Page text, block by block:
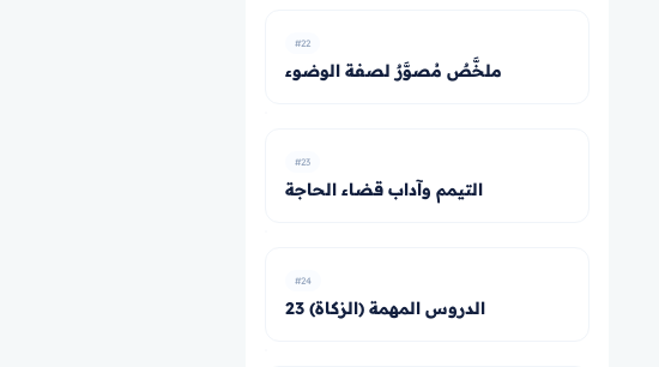
#22
ملخَّصٌ مُصوَّرٌ لصفة الوضوء
#23
التيمم وآداب قضاء الحاجة
#24
23 الدروس المهمة (الزكاة)